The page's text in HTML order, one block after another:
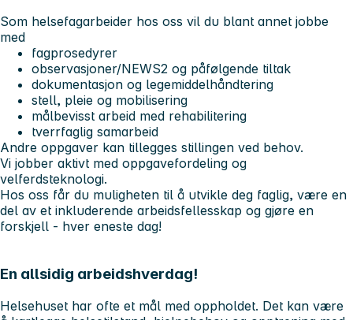
Som helsefagarbeider hos oss vil du blant annet jobbe
med
fagprosedyrer
observasjoner/NEWS2 og påfølgende tiltak
dokumentasjon og legemiddelhåndtering
stell, pleie og mobilisering
målbevisst arbeid med rehabilitering
tverrfaglig samarbeid
Andre oppgaver kan tillegges stillingen ved behov.
Vi jobber aktivt med oppgavefordeling og
velferdsteknologi.
Hos oss får du muligheten til å utvikle deg faglig, være en
del av et inkluderende arbeidsfellesskap og gjøre en
forskjell - hver eneste dag!
En allsidig arbeidshverdag!
Helsehuset har ofte et mål med oppholdet. Det kan være